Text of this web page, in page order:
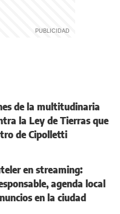
de la multitudinaria
la Ley de Tierras que
de Cipolletti
en streaming:
agenda local
en la ciudad